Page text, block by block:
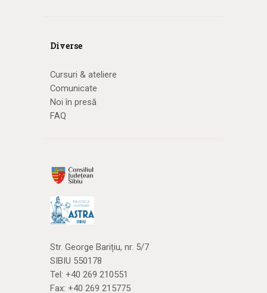
Diverse
Cursuri & ateliere
Comunicate
Noi în presă
FAQ
Str. George Barițiu, nr. 5/7
SIBIU 550178
Tel: +40 269 210551
Fax: +40 269 215775